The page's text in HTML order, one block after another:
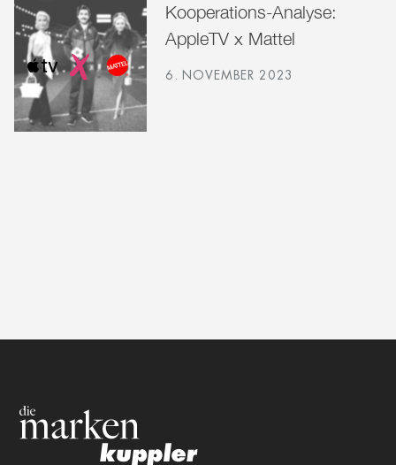
Kooperations-Analyse:
AppleTV x Mattel
6. NOVEMBER 2023